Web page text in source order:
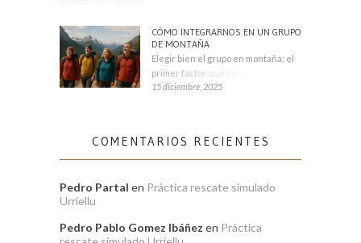
CÓMO INTEGRARNOS EN UN GRUPO
DE MONTAÑA
Elegir bien el grupo en montaña: el
primer factor que condiciona tu
15 diciembre, 2025
COMENTARIOS RECIENTES
Pedro Partal en Práctica rescate simulado
Urriellu
Pedro Pablo Gomez Ibáñez en Práctica